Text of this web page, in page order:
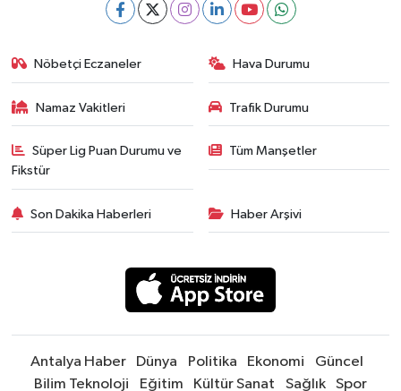
Nöbetçi Eczaneler Hava Durumu
Namaz Vakitleri Trafik Durumu
Süper Lig Puan Durumu ve
Fikstür
Tüm Manşetler
Son Dakika Haberleri Haber Arşivi
Antalya Haber Dünya Politika Ekonomi
Güncel
Bilim Teknoloji
Eğitim Kültür Sanat Sağlık Spor